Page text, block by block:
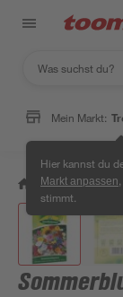
Mein Markt:
Hier kannst du
Markt anpassen
stimmt.
/ Garten &